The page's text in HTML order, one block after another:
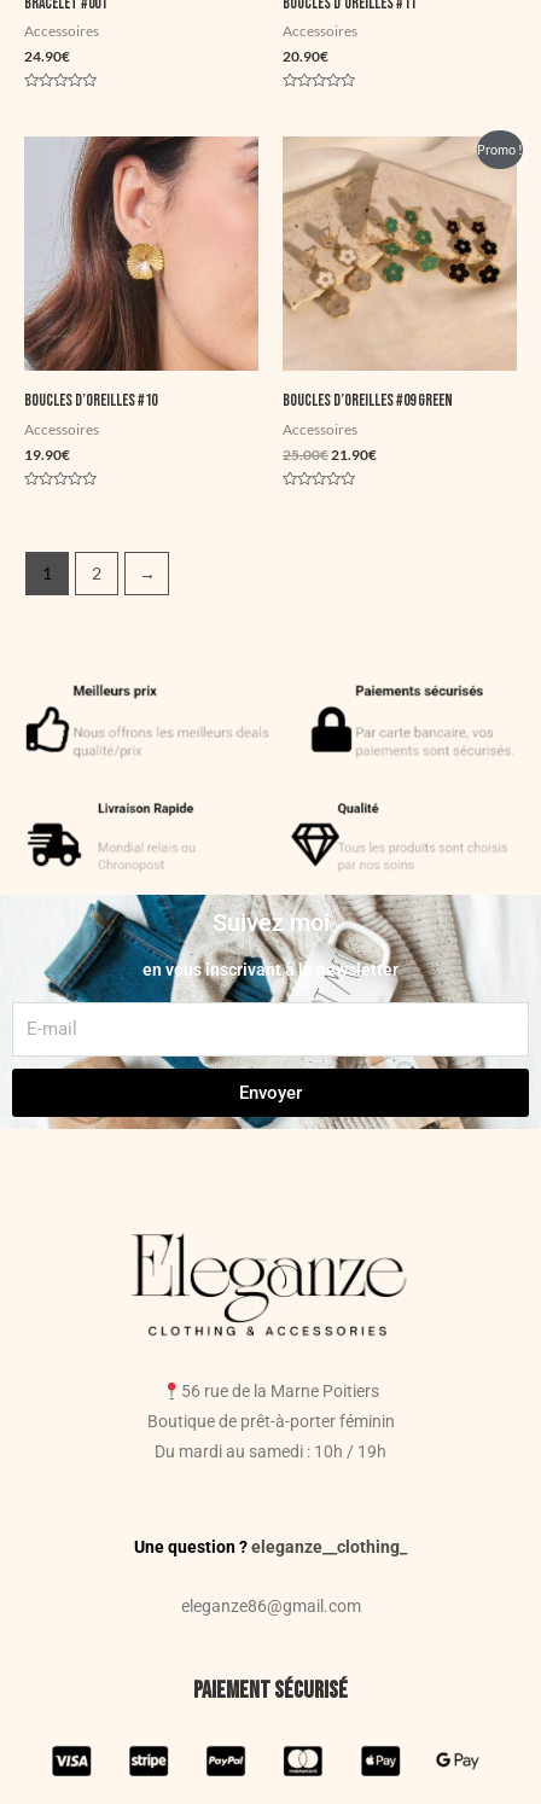
Accessoires
24.90€
5
Accessoires
20.90€
5
Boucles d’oreilles #10
Accessoires
19.90€
Promo !
Boucles d’oreilles #09 Green
Accessoires
25.00€
Le
prix
initial
était :
25.00€.
21.90€
prix
actuel
est :
21.90€.
1 2 →
Suivez moi
en vous inscrivant à la newsletter
Envoyer
56 rue de la Marne Poitiers
Boutique de prêt-à-porter féminin
Du mardi au samedi : 10h / 19h
Une question ?eleganze__clothing_
eleganze86@gmail.com
Paiement sécurisé